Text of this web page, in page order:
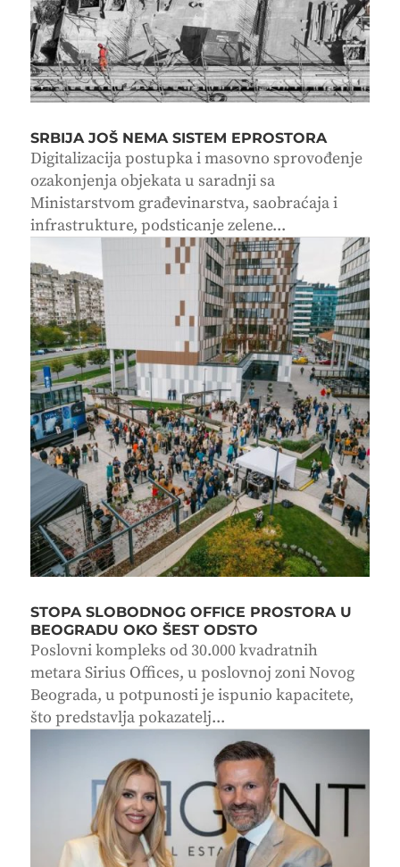
SRBIJA JOŠ NEMA SISTEM EPROSTORA
Digitalizacija postupka i masovno sprovođenje
ozakonjenja objekata u saradnji sa
Ministarstvom građevinarstva, saobraćaja i
infrastrukture, podsticanje zelene...
STOPA SLOBODNOG OFFICE PROSTORA U
BEOGRADU OKO ŠEST ODSTO
Poslovni kompleks od 30.000 kvadratnih
metara Sirius Offices, u poslovnoj zoni Novog
Beograda, u potpunosti je ispunio kapacitete,
što predstavlja pokazatelj...